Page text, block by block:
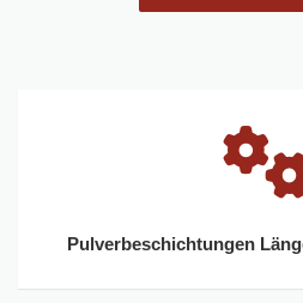
Pulverbeschichtungen